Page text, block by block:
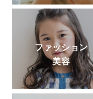
ファッション
美容